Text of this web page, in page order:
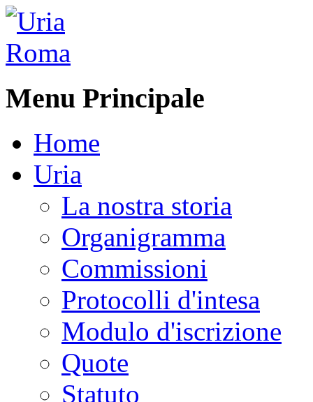
Menu Principale
Home
Uria
La nostra storia
Organigramma
Commissioni
Protocolli d'intesa
Modulo d'iscrizione
Quote
Statuto